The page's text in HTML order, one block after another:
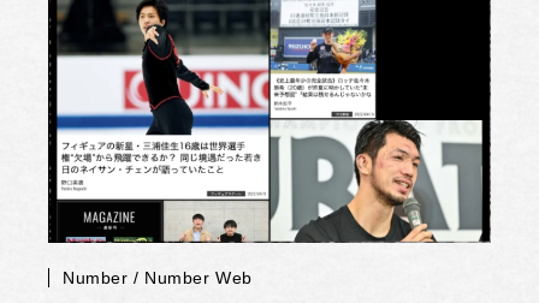
Number / Number Web